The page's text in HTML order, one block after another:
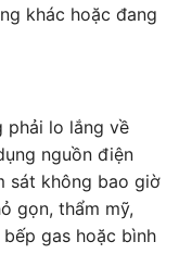
khác hoặc đang
phải lo lắng về
nguồn điện
sát không bao giờ
gọn, thẩm mỹ,
gas hoặc bình